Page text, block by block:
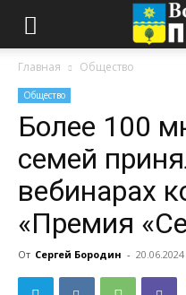
Главная Общество
Общество
Более 100
семей
вебинарах
«Премия
От Сергей Бородин -